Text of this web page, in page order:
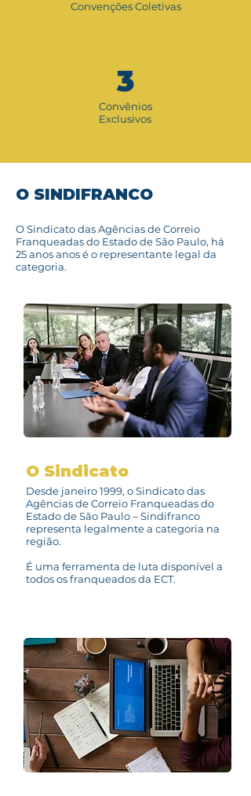
Convenções Coletivas
3
Convênios
Exclusivos
O SINDIFRANCO
O Sindicato das Agências de Correio
Franqueadas do Estado de São Paulo, há
25 anos anos é o representante legal da
categoria.
O Sindicato
Desde janeiro 1999, o Sindicato das
Agências de Correio Franqueadas do
Estado de São Paulo – Sindifranco
representa legalmente a categoria na
região.
É uma ferramenta de luta disponível a
todos os franqueados da ECT.